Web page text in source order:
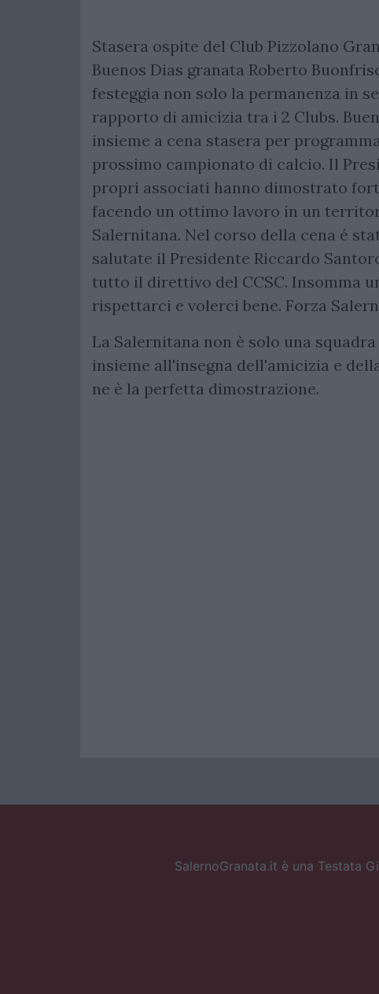
Stasera ospite del Club Pizzolano
Buenos Dias granata Roberto
festeggia non solo la permanenza in
rapporto di amicizia tra i 2 Clubs.
insieme a cena stasera per
prossimo campionato di calcio. Il
propri associati hanno dimostrato
facendo un ottimo lavoro in un
Salernitana. Nel corso della cena é
salutate il Presidente Riccardo
tutto il direttivo del CCSC. Insomma
rispettarci e volerci bene. Forza
La Salernitana non è solo una
insieme all'insegna dell'amicizia e
ne è la perfetta dimostrazione.
SalernoGranata.it è una Testata